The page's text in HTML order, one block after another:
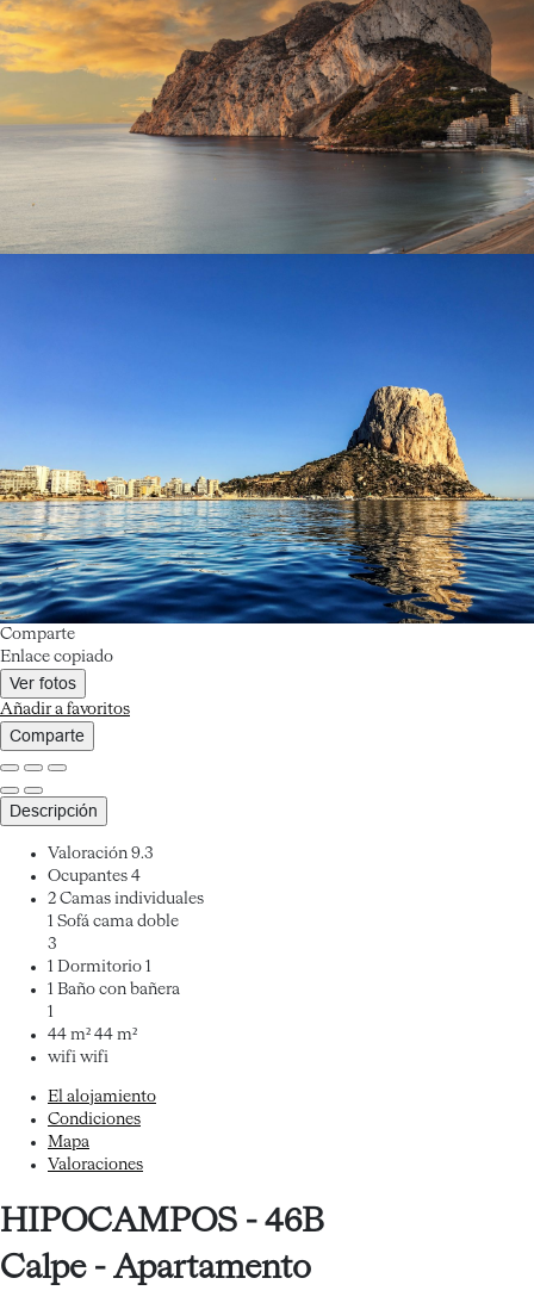
Comparte
Enlace copiado
Ver fotos
Añadir a favoritos
Comparte
Descripción
Valoración 9.3
Ocupantes 4
2 Camas individuales
1 Sofá cama doble
3
1 Dormitorio 1
1 Baño con bañera
1
44 m² 44 m²
wifi wifi
El alojamiento
Condiciones
Mapa
Valoraciones
HIPOCAMPOS - 46B
Calpe - Apartamento